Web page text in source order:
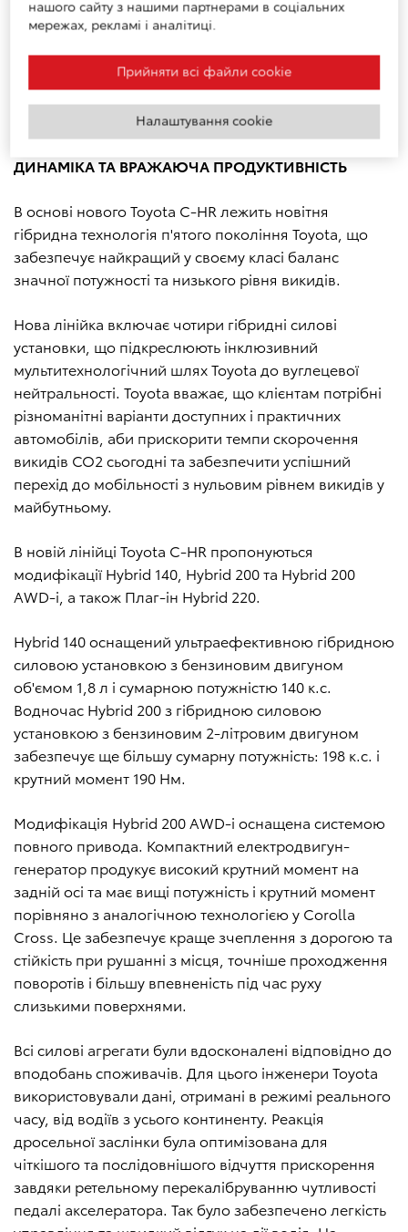
стійок кузова нового Toyota C-HR використовується
високоміцна сталь (2 000 МПа). Це забезпечує дуже
високий опір крученню, одночасно знижуючи масу
компонентів на 3,5 кг, і усуває необхідність
CO2 на 10% під час виробничого процесу.
ДИНАМІКА ТА ВРАЖАЮЧА ПРОДУКТИВНІСТЬ
В основі нового Toyota C-HR лежить новітня
гібридна технологія п'ятого покоління Toyota, що
забезпечує найкращий у своєму класі баланс
значної потужності та низького рівня викидів.
Нова лінійка включає чотири гібридні силові
установки, що підкреслюють інклюзивний
мультитехнологічний шлях Toyota до вуглецевої
нейтральності. Toyota вважає, що клієнтам потрібні
різноманітні варіанти доступних і практичних
автомобілів, аби прискорити темпи скорочення
викидів CO2 сьогодні та забезпечити успішний
перехід до мобільності з нульовим рівнем викидів у
майбутньому.
В новій лінійці Toyota C-HR пропонуються
модифікації Hybrid 140, Hybrid 200 та Hybrid 200
AWD-i, а також Плаг-ін Hybrid 220.
Hybrid 140 оснащений ультраефективною гібридною
силовою установкою з бензиновим двигуном
об'ємом 1,8 л і сумарною потужністю 140 к.с.
Водночас Hybrid 200 з гібридною силовою
установкою з бензиновим 2-літровим двигуном
забезпечує ще більшу сумарну потужність: 198 к.с. і
крутний момент 190 Нм.
Модифікація Hybrid 200 AWD-i оснащена системою
повного привода. Компактний електродвигун-
генератор продукує високий крутний момент на
задній осі та має вищі потужність і крутний момент
порівняно з аналогічною технологією у Corolla
Cross. Це забезпечує краще зчеплення з дорогою та
стійкість при рушанні з місця, точніше проходження
поворотів і більшу впевненість під час руху
слизькими поверхнями.
Всі силові агрегати були вдосконалені відповідно до
вподобань споживачів. Для цього інженери Toyota
використовували дані, отримані в режимі реального
часу, від водіїв з усього континенту. Реакція
дросельної заслінки була оптимізована для
чіткішого та послідовнішого відчуття прискорення
завдяки ретельному перекалібруванню чутливості
педалі акселератора. Так було забезпечено легкість
нашого сайту з нашими партнерами в соціальних
мережах, рекламі і аналітиці.
Прийняти всі файли сookie
Налаштування cookie